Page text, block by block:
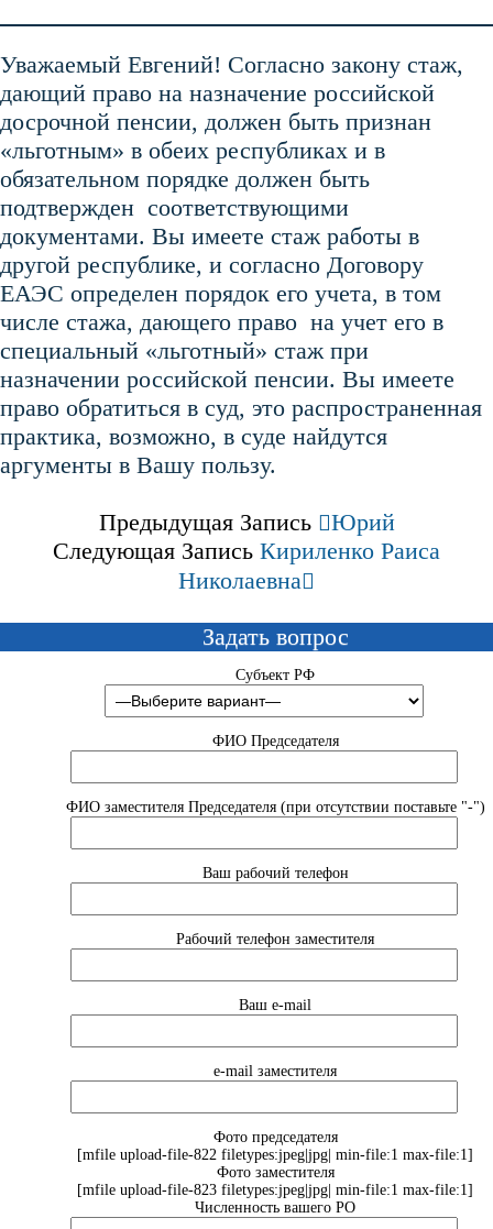
Уважаемый Евгений! Согласно закону стаж,
дающий право на назначение российской
досрочной пенсии, должен быть признан
«льготным» в обеих республиках и в
обязательном порядке должен быть
подтвержден соответствующими
документами. Вы имеете стаж работы в
другой республике, и согласно Договору
ЕАЭС определен порядок его учета, в том
числе стажа, дающего право на учет его в
специальный «льготный» стаж при
назначении российской пенсии. Вы имеете
право обратиться в суд, это распространенная
практика, возможно, в суде найдутся
аргументы в Вашу пользу.
Предыдущая Запись
Юрий
Следующая Запись Кириленко Раиса
Николаевна
Задать вопрос
Субъект РФ
ФИО Председателя
ФИО заместителя Председателя (при отсутствии поставьте "-")
Ваш рабочий телефон
Рабочий телефон заместителя
Ваш e-mail
e-mail заместителя
Фото председателя
[mfile upload-file-822 filetypes:jpeg|jpg| min-file:1 max-file:1]
Фото заместителя
[mfile upload-file-823 filetypes:jpeg|jpg| min-file:1 max-file:1]
Численность вашего РО